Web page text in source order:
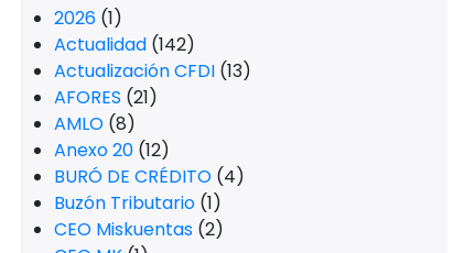
2026 (1)
Actualidad (142)
Actualización CFDI (13)
AFORES (21)
AMLO (8)
Anexo 20 (12)
BURÓ DE CRÉDITO (4)
Buzón Tributario (1)
CEO Miskuentas (2)